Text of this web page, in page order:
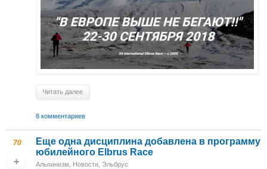
Читать далее
8 комментариев
70
Еще одна дисциплина добавлена в программу
юбилейного Elbrus Race
Альпинизм, Новости, Эльбрус